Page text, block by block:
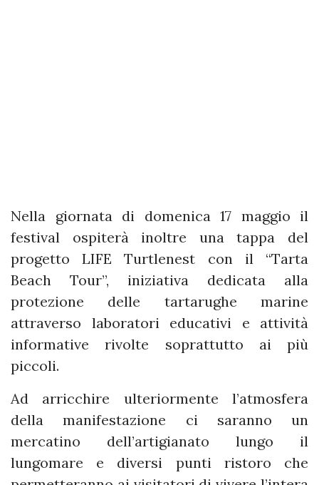
Nella giornata di domenica 17 maggio il
festival ospiterà inoltre una tappa del
progetto LIFE Turtlenest con il “Tarta
Beach Tour”, iniziativa dedicata alla
protezione delle tartarughe marine
attraverso laboratori educativi e attività
informative rivolte soprattutto ai più
piccoli.
Ad arricchire ulteriormente l’atmosfera
della manifestazione ci saranno un
mercatino dell’artigianato lungo il
lungomare e diversi punti ristoro che